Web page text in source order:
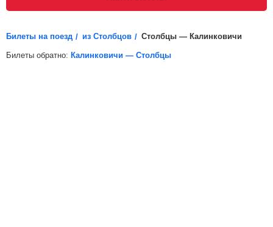
распечатайте электронный билет (посадочный купон)
Электронная регистрация
доступна не на все поезда, в
Билеты на поезд из Столбцов Столбцы — Калинковичи
Билеты обратно: Калинковичи — Столбцы